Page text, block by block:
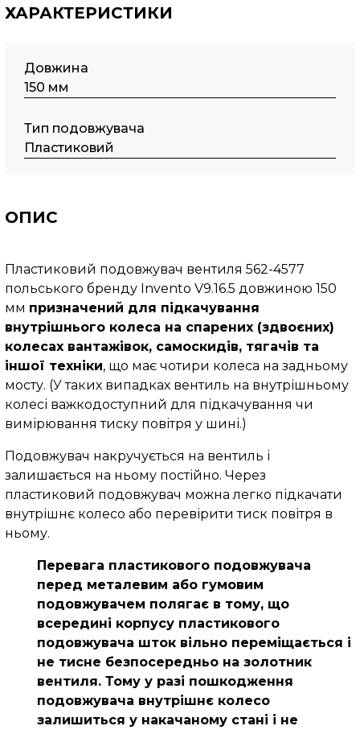
ХАРАКТЕРИСТИКИ
Довжина
150 мм
Тип подовжувача
Пластиковий
ОПИС
Пластиковий подовжувач вентиля 562-4577
польського бренду Invento V9.16.5 довжиною 150
мм призначений для підкачування
внутрішнього колеса на спарених (здвоєних)
колесах вантажівок, самоскидів, тягачів та
іншої техніки, що має чотири колеса на задньому
мосту. (У таких випадках вентиль на внутрішньому
колесі важкодоступний для підкачування чи
вимірювання тиску повітря у шині.)
Подовжувач накручується на вентиль і
залишається на ньому постійно. Через
пластиковий подовжувач можна легко підкачати
внутрішнє колесо або перевірити тиск повітря в
ньому.
Перевага пластикового подовжувача
перед металевим або гумовим
подовжувачем полягає в тому, що
всередині корпусу пластикового
подовжувача шток вільно переміщається і
не тисне безпосередньо на золотник
вентиля. Тому у разі пошкодження
подовжувача внутрішнє колесо
залишиться у накачаному стані і не